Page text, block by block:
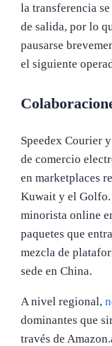
la transferencia
de salida, por lo
pausarse
el siguiente
Speedex Courier
de comercio
en marketplaces
Kuwait y el Golfo.
minorista online
paquetes que
mezcla de
sede en China.
A nivel regional,
dominantes que
través de